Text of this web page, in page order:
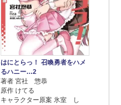
はにとらっ！ 召喚勇者をハメ
るハニー…2
著者 宮社 惣恭
原作 けてる
キャラクター原案 氷室 し